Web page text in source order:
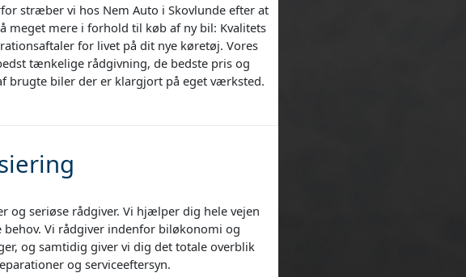
stræber vi hos Nem Auto i Skovlunde efter at
meget mere i forhold til køb af ny bil: Kvalitets
for livet på dit nye køretøj. Vores
tænkelige rådgivning, de bedste pris og
brugte biler der er klargjort på eget værksted.
og seriøse rådgiver. Vi hjælper dig hele vejen
Vi rådgiver indenfor biløkonomi og
og samtidig giver vi dig det totale overblik
og serviceeftersyn.